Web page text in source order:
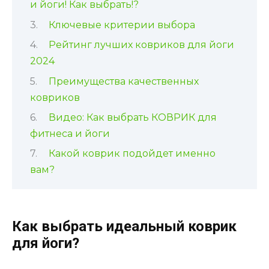
и йоги! Как выбрать!?
Ключевые критерии выбора
Рейтинг лучших ковриков для йоги
2024
Преимущества качественных
ковриков
Видео: Как выбрать КОВРИК для
фитнеса и йоги
Какой коврик подойдет именно
вам?
Как выбрать идеальный коврик
для йоги?